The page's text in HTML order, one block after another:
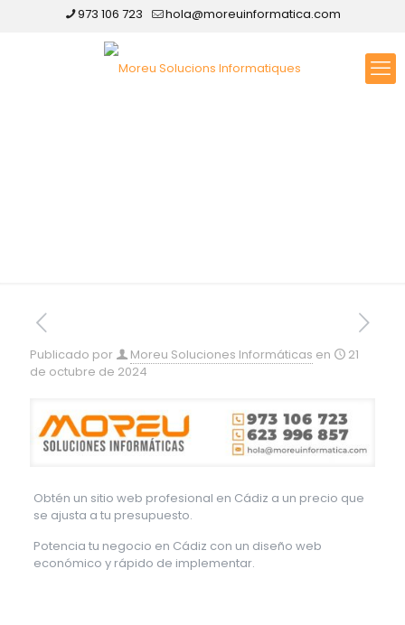
973 106 723 hola@moreuinformatica.com
Publicado por Moreu Soluciones Informáticas en
21
de octubre de 2024
Obtén un sitio web profesional en Cádiz a un precio que
se ajusta a tu presupuesto.
Potencia tu negocio en Cádiz con un diseño web
económico y rápido de implementar.